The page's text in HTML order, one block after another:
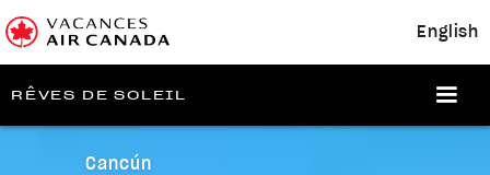
English
RÊVES DE SOLEIL
Cancún